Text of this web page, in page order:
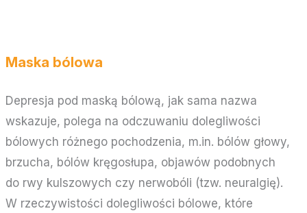
Maska bólowa
Depresja pod maską bólową, jak sama nazwa
wskazuje, polega na odczuwaniu dolegliwości
bólowych różnego pochodzenia, m.in. bólów głowy,
brzucha, bólów kręgosłupa, objawów podobnych
do rwy kulszowych czy nerwobóli (tzw. neuralgię).
W rzeczywistości dolegliwości bólowe, które